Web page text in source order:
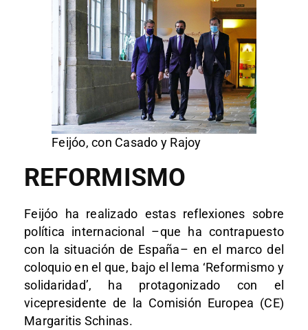
Feijóo, con Casado y Rajoy
REFORMISMO
Feijóo ha realizado estas reflexiones sobre
política internacional –que ha contrapuesto
con la situación de España– en el marco del
coloquio en el que, bajo el lema ‘Reformismo y
solidaridad’, ha protagonizado con el
vicepresidente de la Comisión Europea (CE)
Margaritis Schinas.